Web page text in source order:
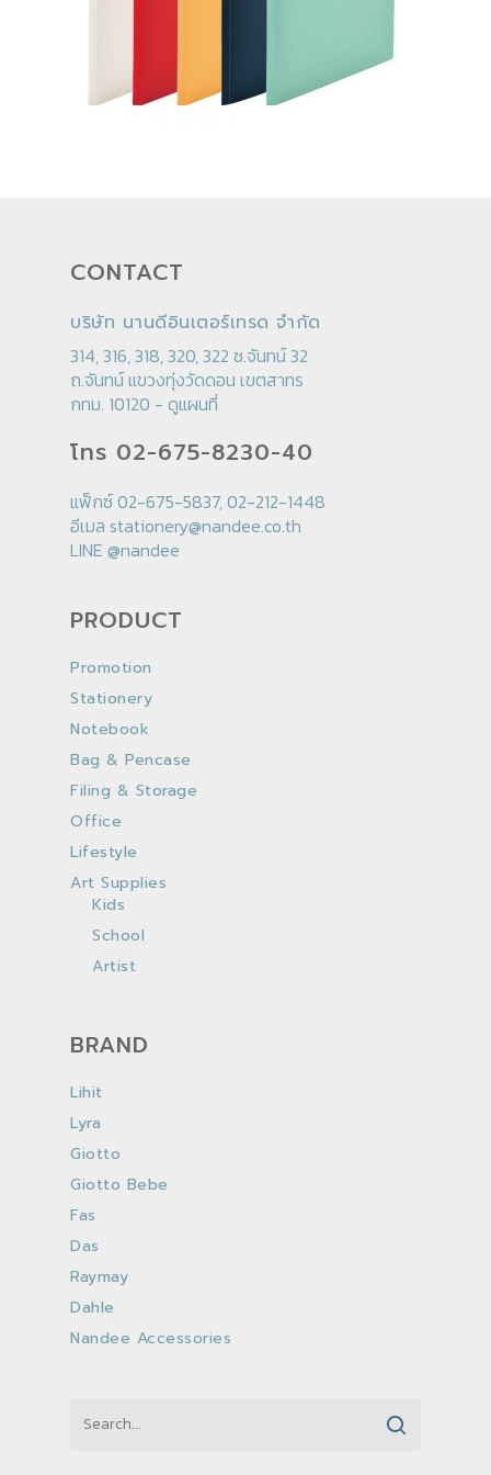
CONTACT
บริษัท นานดีอินเตอร์เทรด จำกัด
314, 316, 318, 320, 322 ซ.จันทน์ 32
ถ.จันทน์ แขวงทุ่งวัดดอน เขตสาทร
กทม. 10120 - ดูแผนที่
โทร 02-675-8230-40
แฟ็กซ์ 02-675-5837, 02-212-1448
อีเมล stationery@nandee.co.th
LINE @nandee
PRODUCT
Promotion
Stationery
Notebook
Bag & Pencase
Filing & Storage
Office
Lifestyle
Art Supplies
Kids
School
Artist
BRAND
Lihit
Lyra
Giotto
Giotto Bebe
Fas
Das
Raymay
Dahle
Nandee Accessories